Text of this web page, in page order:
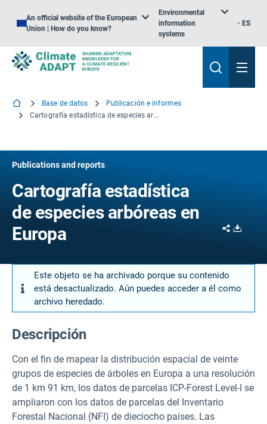
An official website of the European
Union | How do you know?
Environmental
information
systems
ES
Base de datos
Publicación e informes
Cartografía estadística de especies arbóreas en Europa
Publications and reports
Cartografía estadística
de especies arbóreas en
Europa
Share
Este objeto se ha archivado porque su contenido
está desactualizado. Aún puedes acceder a él como
archivo heredado.
Descripción
Con el fin de mapear la distribución espacial de veinte
grupos de especies de árboles en Europa a una resolución
de 1 km 91 km, los datos de parcelas ICP-Forest Level-I se
ampliaron con los datos de parcelas del Inventario
Forestal Nacional (NFI) de dieciocho países. Las